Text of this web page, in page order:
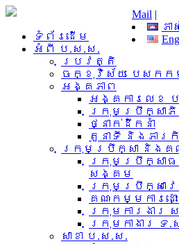
Mail |
ភា
ទំព័រដើម
អំពី​ ប.ស.ស.
ប្រវត្តិ
ចក្ខុវិស័យ បេសកក
អង្គភាព
អង្គការលេខ
ក្រុមប្រឹក្សាភិ
ថ្នាក់ដឹកនាំ
តួនាទី និងភារ
ក្រុមប្រឹក្សា និងគណ
ក្រុមប្រឹក្សាធ
សង្គម
ក្រុមប្រឹក្សាវ
គណៈកម្មការដ
ក្រុមការងារ​
ក្រុមកាងារ ទ.
សាខា ប.ស.ស.